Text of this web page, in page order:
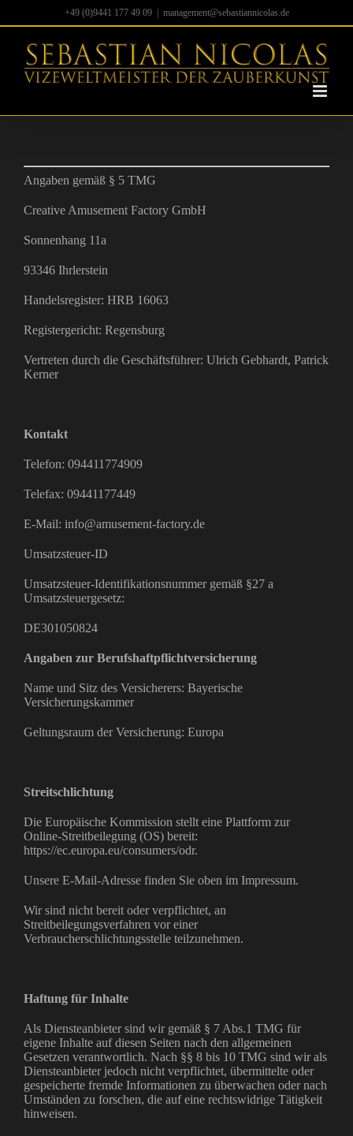
+49 (0)9441 177 49 09 management@sebastiannicolas.de
Angaben gemäß § 5 TMG
Creative Amusement Factory GmbH
Sonnenhang 11a
93346 Ihrlerstein
Handelsregister: HRB 16063
Registergericht: Regensburg
Vertreten durch die Geschäftsführer: Ulrich Gebhardt, Patrick
Kerner
Kontakt
Telefon: 094411774909
Telefax: 09441177449
E-Mail: info@amusement-factory.de
Umsatzsteuer-ID
Umsatzsteuer-Identifikationsnummer gemäß §27 a
Umsatzsteuergesetz:
DE301050824
Angaben zur Berufshaftpflichtversicherung
Name und Sitz des Versicherers: Bayerische
Versicherungskammer
Geltungsraum der Versicherung: Europa
Streitschlichtung
Die Europäische Kommission stellt eine Plattform zur
Online-Streitbeilegung (OS) bereit:
https://ec.europa.eu/consumers/odr.
Unsere E-Mail-Adresse finden Sie oben im Impressum.
Wir sind nicht bereit oder verpflichtet, an
Streitbeilegungsverfahren vor einer
Verbraucherschlichtungsstelle teilzunehmen.
Haftung für Inhalte
Als Diensteanbieter sind wir gemäß § 7 Abs.1 TMG für
eigene Inhalte auf diesen Seiten nach den allgemeinen
Gesetzen verantwortlich. Nach §§ 8 bis 10 TMG sind wir als
Diensteanbieter jedoch nicht verpflichtet, übermittelte oder
gespeicherte fremde Informationen zu überwachen oder nach
Umständen zu forschen, die auf eine rechtswidrige Tätigkeit
hinweisen.